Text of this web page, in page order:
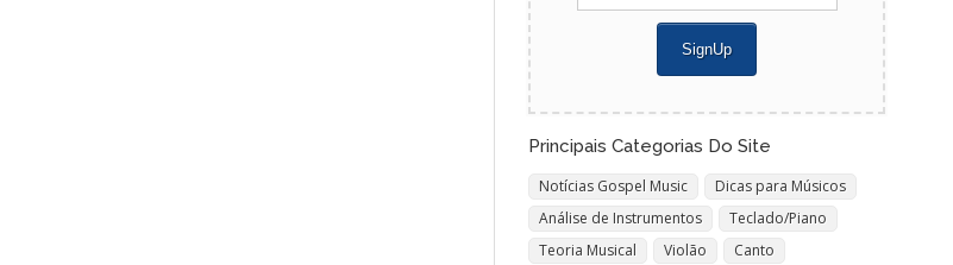
Principais Categorias Do Site
Notícias Gospel Music
Dicas para Músicos
Análise de Instrumentos
Teclado/Piano
Teoria Musical
Violão
Canto